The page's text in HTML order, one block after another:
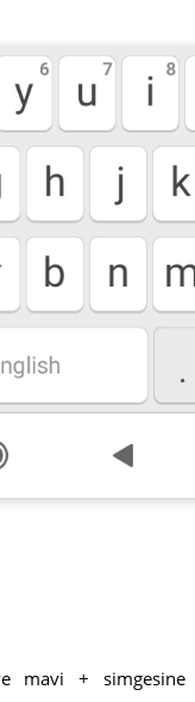
ve mavi + simgesine